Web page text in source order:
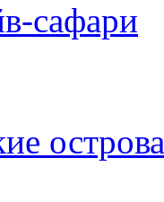
сафари
острова